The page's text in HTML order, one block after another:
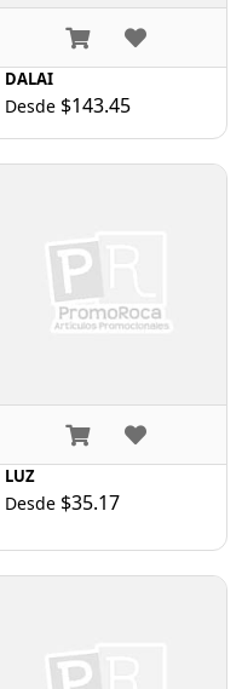
DALAI
Desde $143.45
LUZ
Desde $35.17